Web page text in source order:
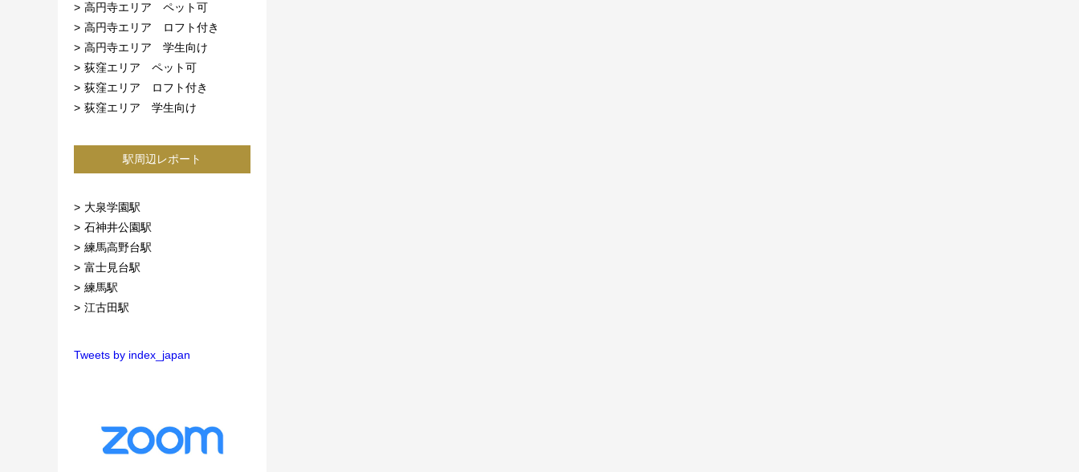
高円寺エリア ペット可
高円寺エリア ロフト付き
高円寺エリア 学生向け
荻窪エリア ペット可
荻窪エリア ロフト付き
荻窪エリア 学生向け
駅周辺レポート
大泉学園駅
石神井公園駅
練馬高野台駅
富士見台駅
練馬駅
江古田駅
Tweets by index_japan